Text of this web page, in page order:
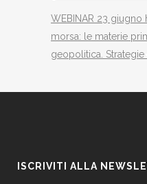
WEBINAR 23 giugno
morsa: le materie
geopolitica.
ISCRIVITI ALLA